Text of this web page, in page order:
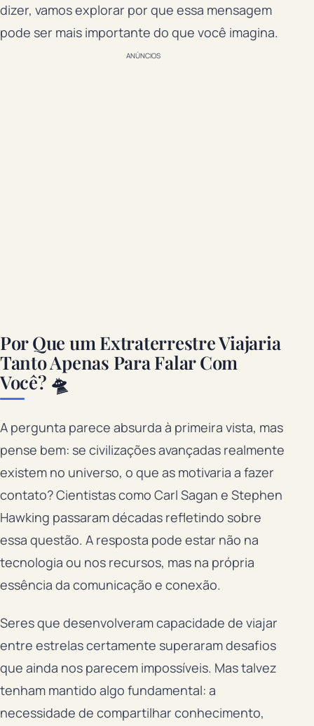
dizer, vamos explorar por que essa mensagem
pode ser mais importante do que você imagina.
ANÚNCIOS
Por Que um Extraterrestre Viajaria
Tanto Apenas Para Falar Com
Você? 🛸
A pergunta parece absurda à primeira vista, mas
pense bem: se civilizações avançadas realmente
existem no universo, o que as motivaria a fazer
contato? Cientistas como Carl Sagan e Stephen
Hawking passaram décadas refletindo sobre
essa questão. A resposta pode estar não na
tecnologia ou nos recursos, mas na própria
essência da comunicação e conexão.
Seres que desenvolveram capacidade de viajar
entre estrelas certamente superaram desafios
que ainda nos parecem impossíveis. Mas talvez
tenham mantido algo fundamental: a
necessidade de compartilhar conhecimento,